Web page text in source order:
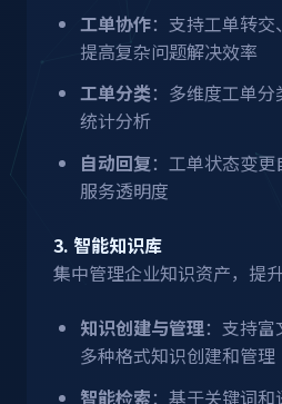
工单协作：支持工单转交
提高复杂问题解决效率
工单分类：多维度工单
统计分析
自动回复：工单状态变
服务透明度
3. 智能知识库
集中管理企业知识资产，提
知识创建与管理：支持
多种格式知识创建和管理
智能检索：基于关键词